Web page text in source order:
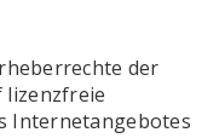
der
lizenzfreie
Internetangebotes